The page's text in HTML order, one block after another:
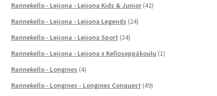
Rannekello - Leijona - Leijona Kids & Junior (42)
Rannekello - Leijona - Leijona Legends (24)
Rannekello - Leijona - Leijona Sport (34)
Rannekello - Leijona - Leijona x Kelloseppäkoulu (1)
Rannekello - Longines (4)
Rannekello - Longines - Longines Conquest (49)